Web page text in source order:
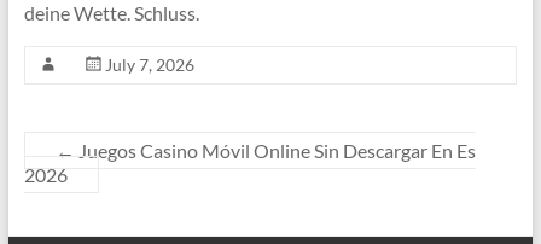
deine Wette. Schluss.
July 7, 2026
← Juegos Casino Móvil Online Sin Descargar En Es
2026